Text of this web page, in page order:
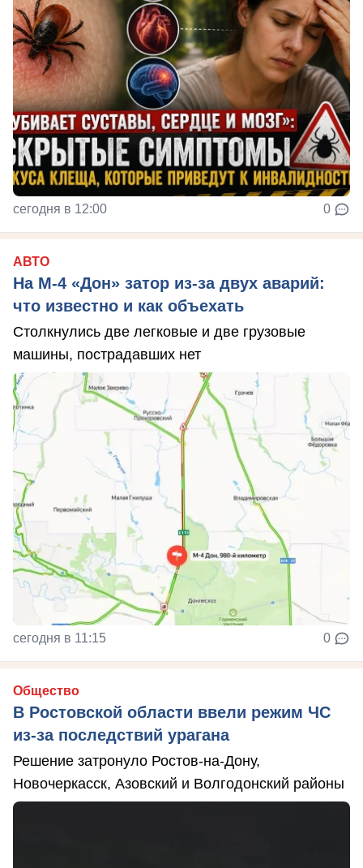
сегодня в 12:00 0
АВТО
На М‑4 «Дон» затор из‑за двух аварий:
что известно и как объехать
Столкнулись две легковые и две грузовые
машины, пострадавших нет
сегодня в 11:15 0
Общество
В Ростовской области ввели режим ЧС
из-за последствий урагана
Решение затронуло Ростов-на-Дону,
Новочеркасск, Азовский и Волгодонский районы